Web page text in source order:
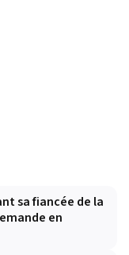
sa fiancée de la
en